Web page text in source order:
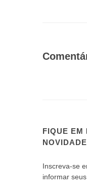
FIQUE EM
Inscreva-se
informar